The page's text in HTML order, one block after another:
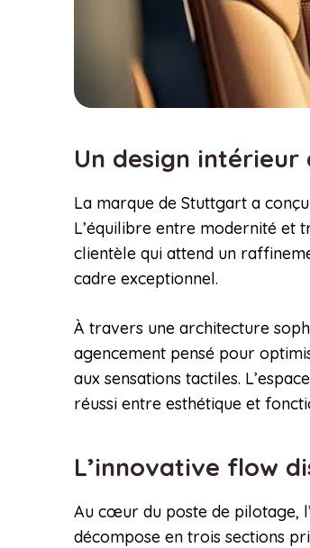
Un design intérieur
La marque de Stuttgart a
L’équilibre entre modernité et
clientèle qui attend un
cadre exceptionnel.
À travers une architecture
agencement pensé pour
aux sensations tactiles.
réussi entre esthétique et
L’innovative flow
Au cœur du poste de pilotage,
décompose en trois sections